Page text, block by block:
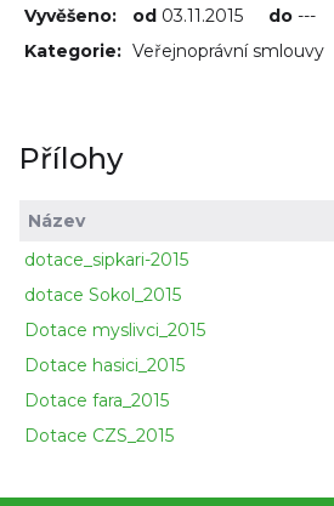
Vyvěšeno: od 03.11.2015 do ---
Kategorie: Veřejnoprávní smlouvy
Přílohy
Název
dotace_sipkari-2015
dotace Sokol_2015
Dotace myslivci_2015
Dotace hasici_2015
Dotace fara_2015
Dotace CZS_2015